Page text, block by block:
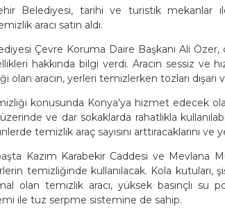
Belediyesi, tarihi ve turistik mekanlar
aracı satın aldı.
Çevre Koruma Daire Başkanı Ali
hakkında bilgi verdi. Aracın sessiz ve
olan aracın, yerleri temizlerken tozları
konusunda Konya'ya hizmet edecek
ve dar sokaklarda rahatlıkla
temizlik araç sayısını arttıracaklarını ve
Kazım Karabekir Caddesi ve
temizliğinde kullanılacak. Kola kutuları,
olan temizlik aracı, yüksek basınçlı su
ile tuz serpme sistemine de sahip.